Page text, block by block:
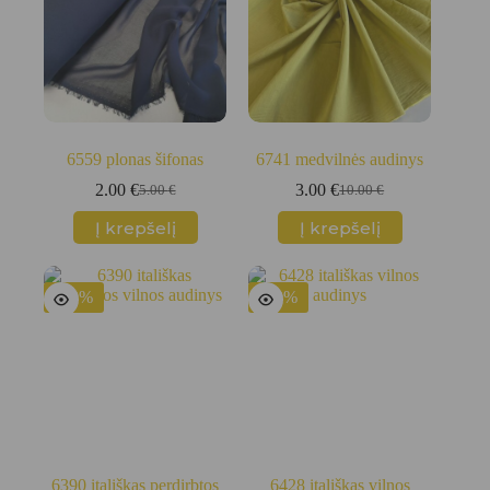
6559 plonas šifonas
5.00€
Original
price
was:
2.00 €Current
price
is:
Į krepšelį
6741 medvilnės audinys
10.00€
Original
price
was:
3.00€Current
price
is:
Į krepšelį
-40%
6390 itališkas perdirbtos
-40%
6428 itališkas vilnos